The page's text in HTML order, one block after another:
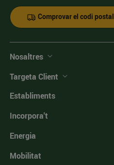
Comprovar el codi postal
Nosaltres
Targeta Client
Establiments
Incorpora't
Energia
Mobilitat